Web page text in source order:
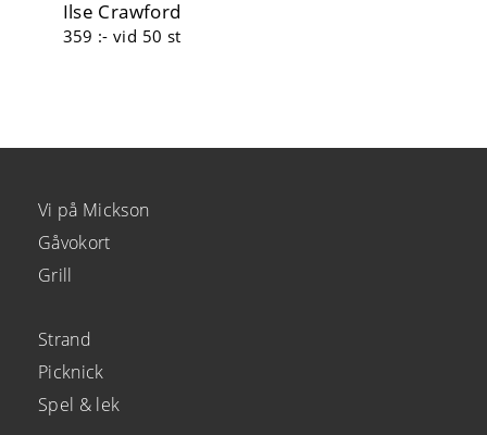
Ilse Crawford
359 :-vid 50 st
Vi på Mickson
Gåvokort
Grill
Strand
Picknick
Spel & lek